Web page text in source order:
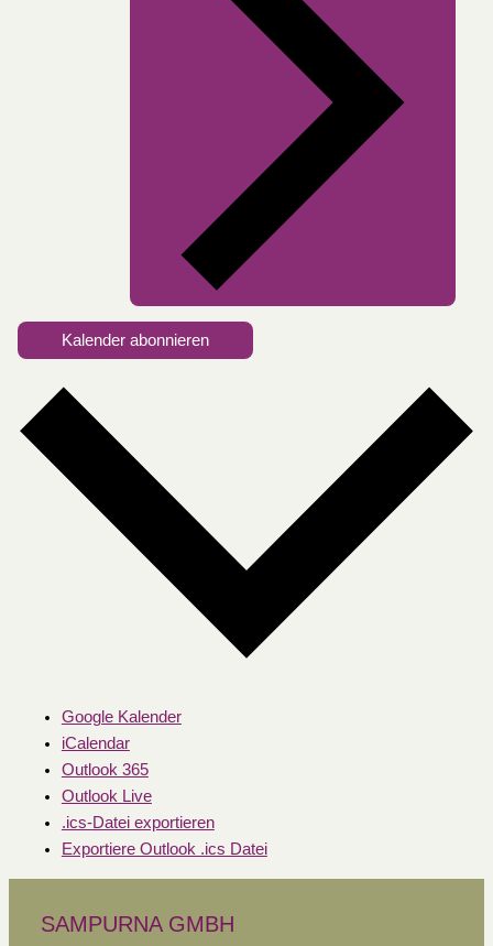
Kalender abonnieren
Google Kalender
iCalendar
Outlook 365
Outlook Live
.ics-Datei exportieren
Exportiere Outlook .ics Datei
SAMPURNA GMBH